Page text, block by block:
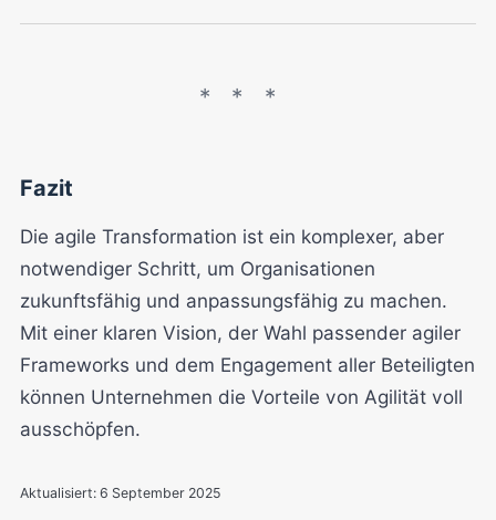
Fazit
Die agile Transformation ist ein komplexer, aber
notwendiger Schritt, um Organisationen
zukunftsfähig und anpassungsfähig zu machen.
Mit einer klaren Vision, der Wahl passender agiler
Frameworks und dem Engagement aller Beteiligten
können Unternehmen die Vorteile von Agilität voll
ausschöpfen.
Aktualisiert: 6 September 2025